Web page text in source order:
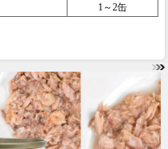
1～2缶